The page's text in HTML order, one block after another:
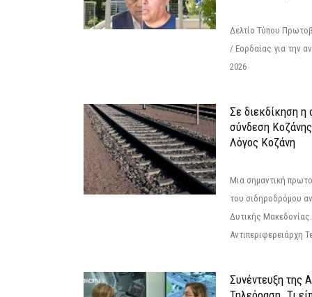
Δελτίο Τύπου
/ Εορδαίας για την
2026
Σε διεκδίκηση η
σύνδεση
Λόγος Κοζάνη
Μια σημαντική
του σιδηροδρόμου
Δυτικής
Αντιπεριφερειάρχη
Συνέντευξη της